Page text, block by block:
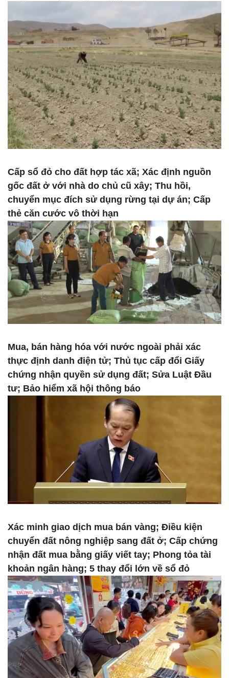
Cấp sổ đỏ cho đất hợp tác xã; Xác định nguồn
gốc đất ở với nhà do chủ cũ xây; Thu hồi,
chuyển mục đích sử dụng rừng tại dự án; Cấp
thẻ căn cước vô thời hạn
Mua, bán hàng hóa với nước ngoài phải xác
thực định danh điện tử; Thủ tục cấp đổi Giấy
chứng nhận quyền sử dụng đất; Sửa Luật Đầu
tư; Bảo hiểm xã hội thông báo
Xác minh giao dịch mua bán vàng; Điều kiện
chuyển đất nông nghiệp sang đất ở; Cấp chứng
nhận đất mua bằng giấy viết tay; Phong tỏa tài
khoản ngân hàng; 5 thay đổi lớn về sổ đỏ